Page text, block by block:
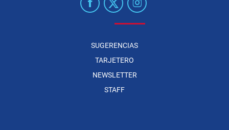
SUGERENCIAS
TARJETERO
NEWSLETTER
STAFF